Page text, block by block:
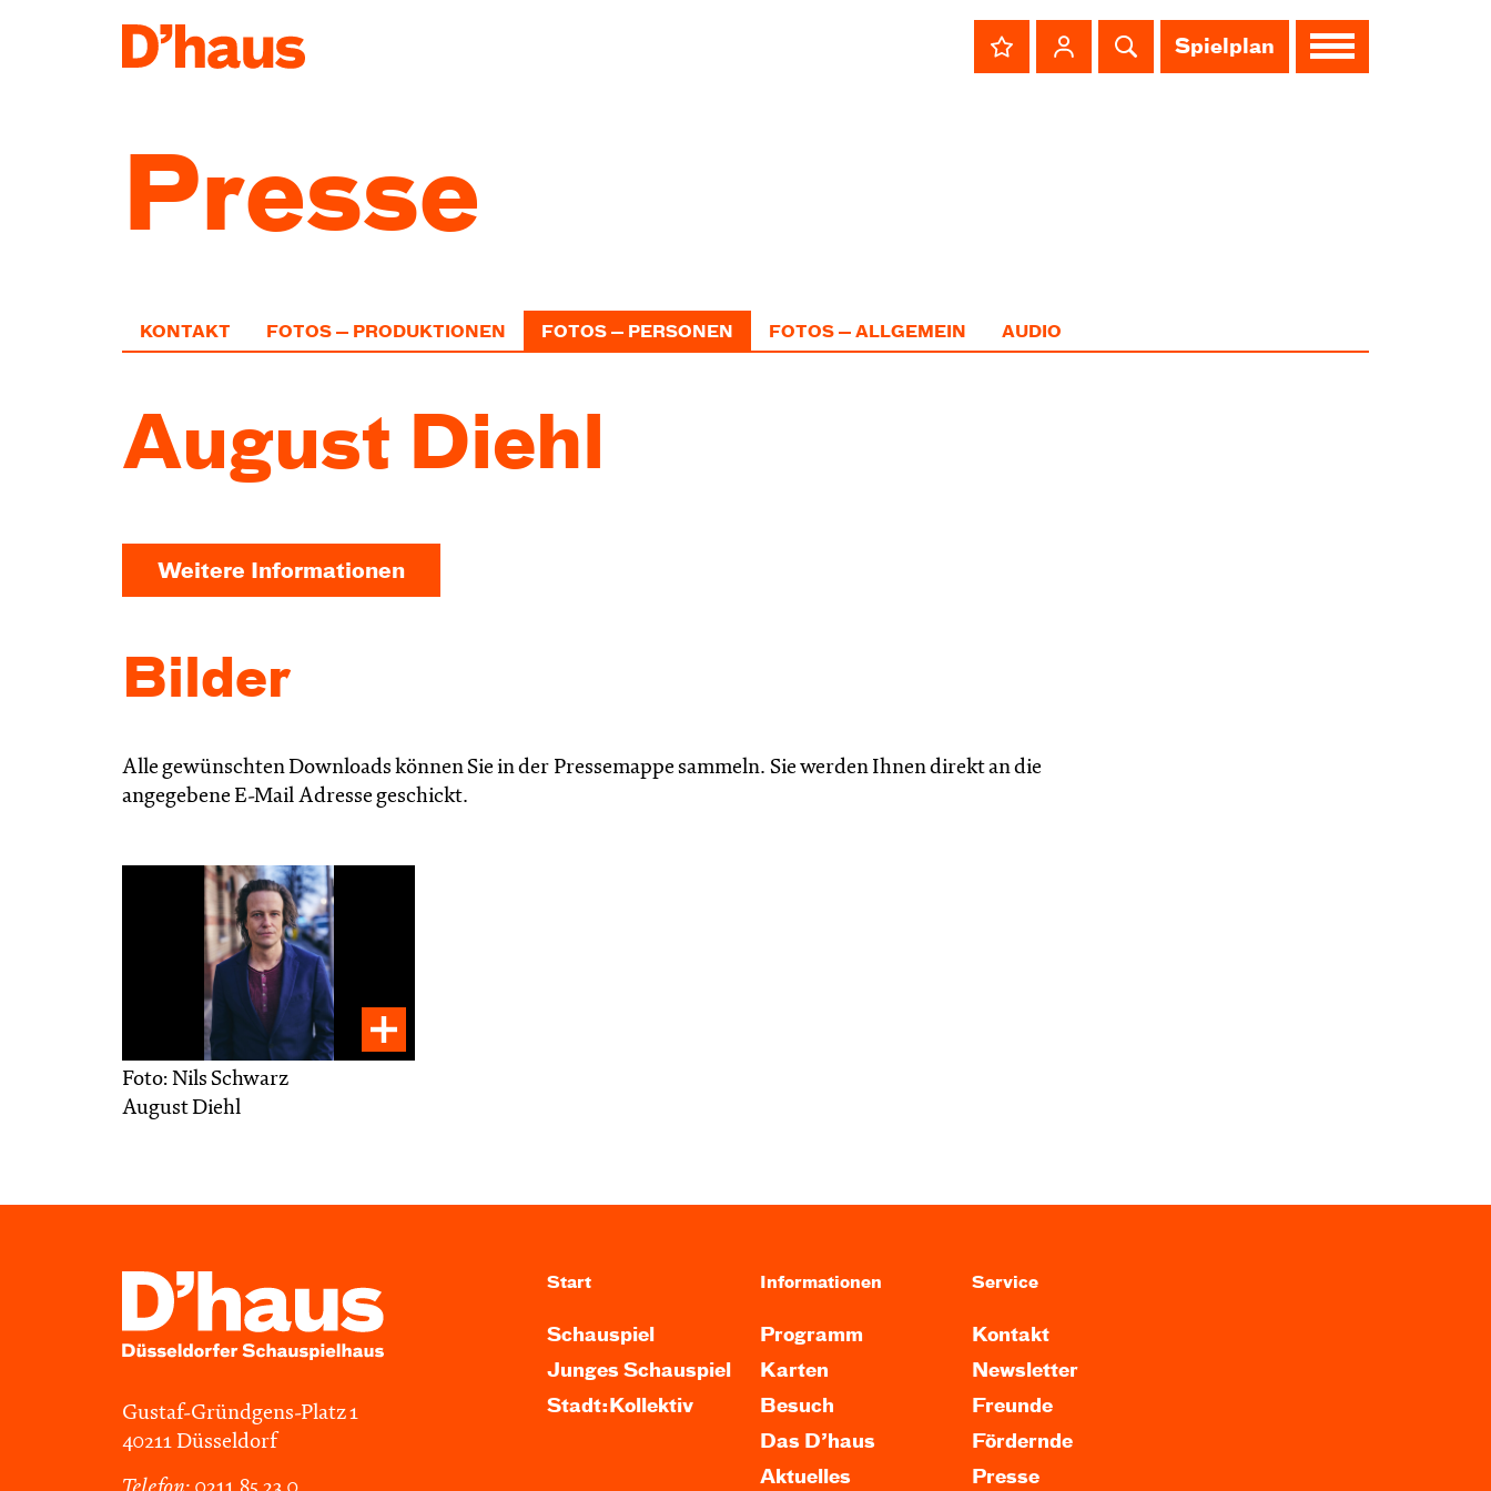
Spielplan
Presse
KONTAKT FOTOS — PRODUKTIONEN FOTOS — PERSONEN FOTOS — ALLGEMEIN AUDIO
August Diehl
Weitere Informationen
Bilder
Alle gewünschten Downloads können Sie in der Pressemappe sammeln. Sie werden Ihnen direkt an die
angegebene E-Mail Adresse geschickt.
Foto: Nils Schwarz
August Diehl
Gustaf-Gründgens-Platz 1
40211 Düsseldorf
Start
Schauspiel
Junges Schauspiel
Stadt:Kollektiv
Informationen
Programm
Karten
Besuch
Das D’haus
Aktuelles
Service
Kontakt
Newsletter
Freunde
Fördernde
Presse